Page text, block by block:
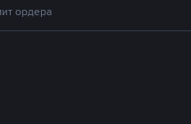
ордера